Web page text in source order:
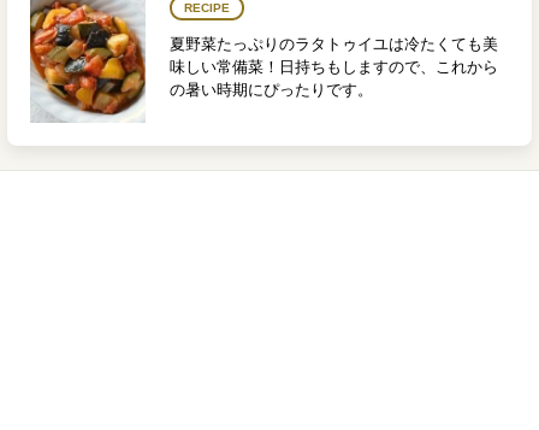
RECIPE
夏野菜たっぷりのラタトゥイユは冷たくても美
味しい常備菜！日持ちもしますので、これから
の暑い時期にぴったりです。